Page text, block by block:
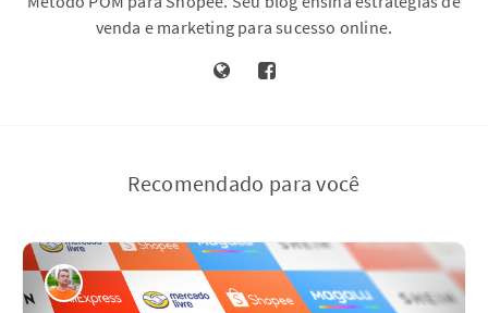
venda e marketing para sucesso online.
Recomendado para você